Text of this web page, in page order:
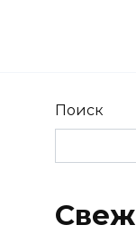
Поиск